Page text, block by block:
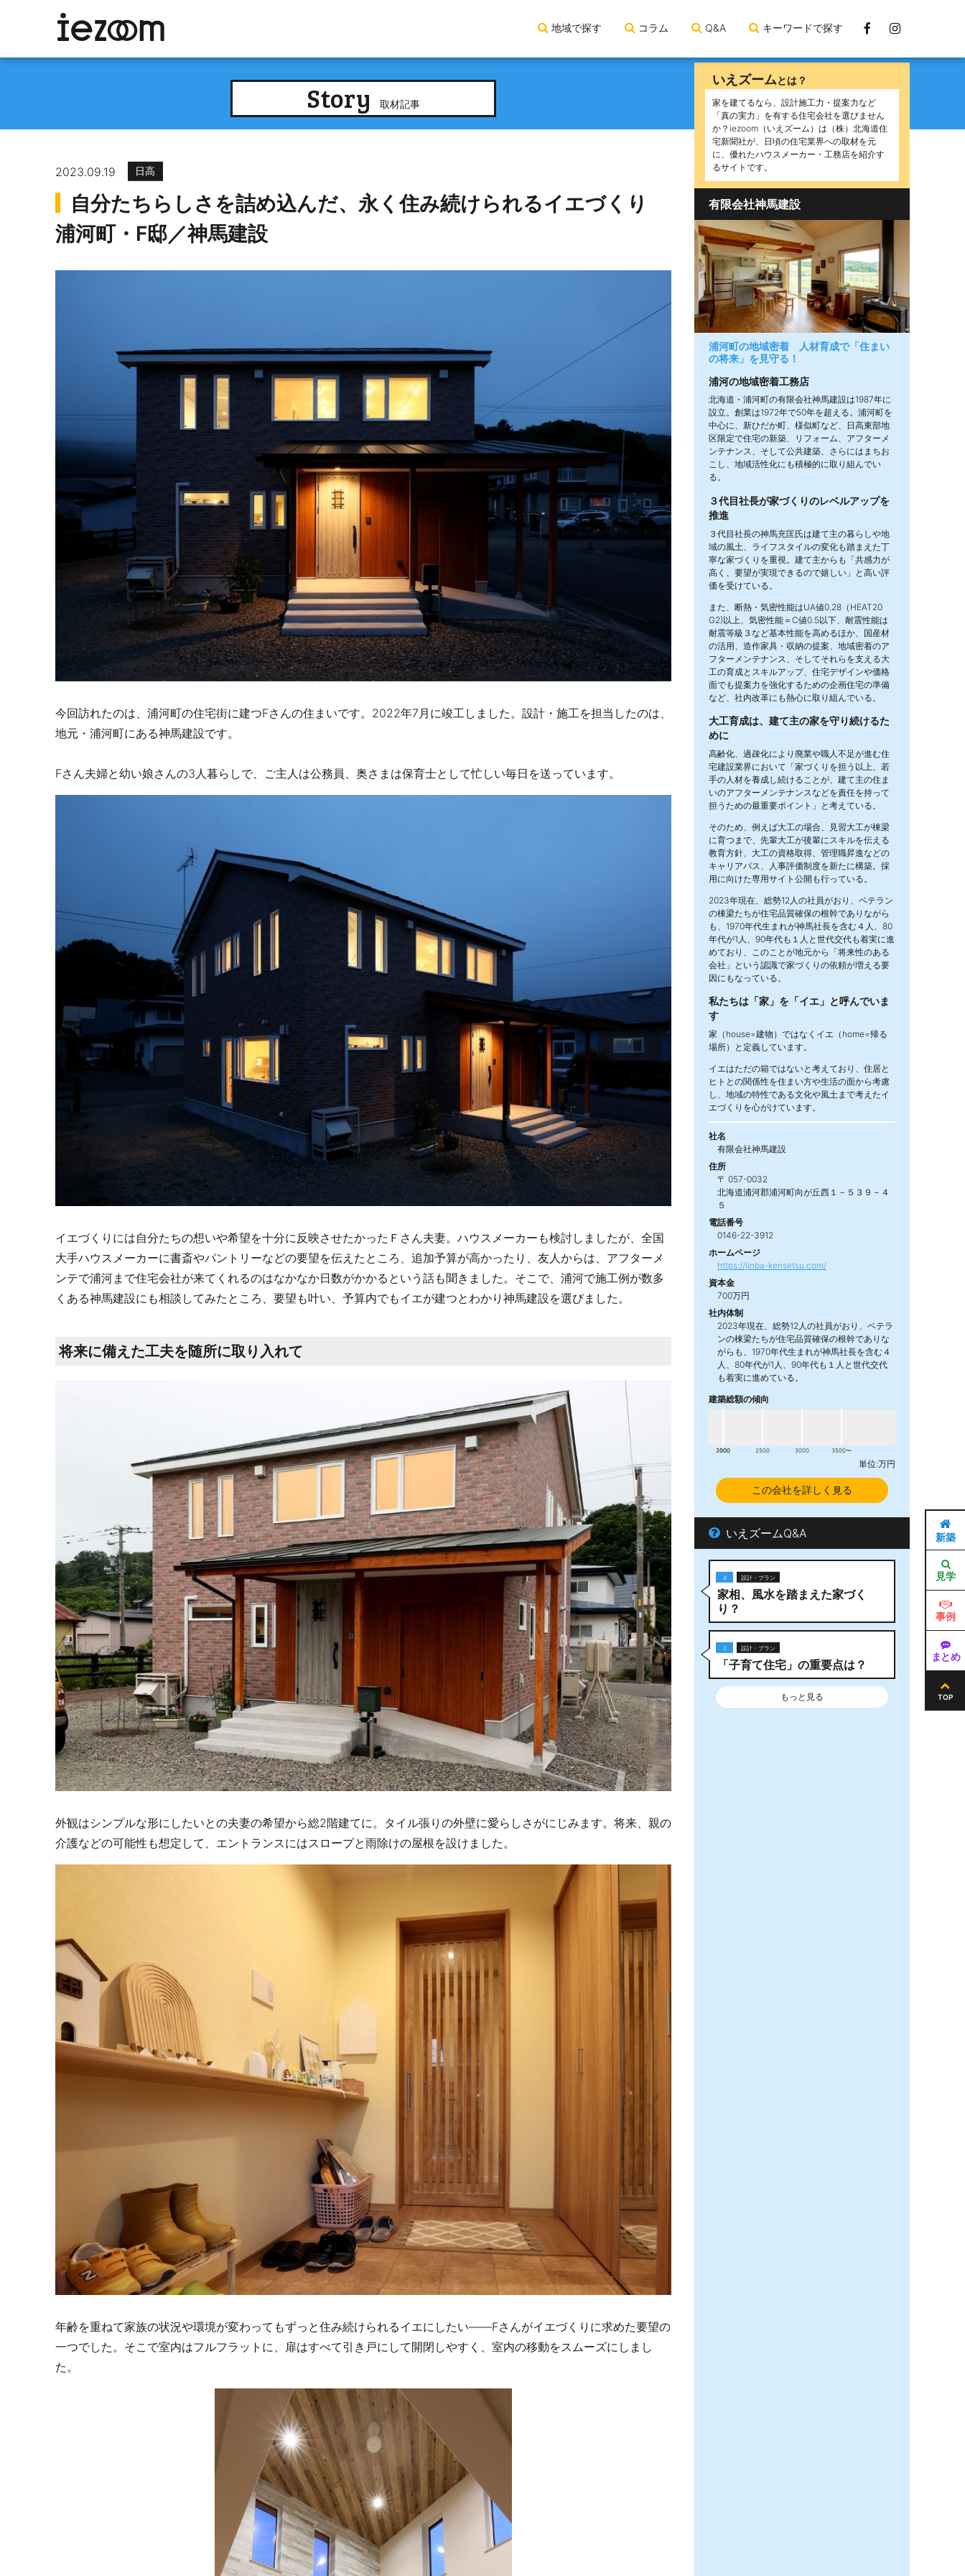
Facebook
ジ
Instagram
地域で探す コラム Q&A キーワードで探す
Story 取材記事
2023.09.19 日高
自分たちらしさを詰め込んだ、永く住み続けられるイエづくり
浦河町・F邸／神馬建設
今回訪れたのは、浦河町の住宅街に建つFさんの住まいです。2022年7月に竣工しました。設計・施工を担当したのは、
地元・浦河町にある神馬建設です。
Fさん夫婦と幼い娘さんの3人暮らしで、ご主人は公務員、奥さまは保育士として忙しい毎日を送っています。
イエづくりには自分たちの想いや希望を十分に反映させたかったＦさん夫妻。ハウスメーカーも検討しましたが、全国
大手ハウスメーカーに書斎やパントリーなどの要望を伝えたところ、追加予算が高かったり、友人からは、アフターメ
ンテで浦河まで住宅会社が来てくれるのはなかなか日数がかかるという話も聞きました。そこで、浦河で施工例が数多
くある神馬建設にも相談してみたところ、要望も叶い、予算内でもイエが建つとわかり神馬建設を選びました。
将来に備えた工夫を随所に取り入れて
外観はシンプルな形にしたいとの夫妻の希望から総2階建てに。タイル張りの外壁に愛らしさがにじみます。将来、親の
介護などの可能性も想定して、エントランスにはスロープと雨除けの屋根を設けました。
年齢を重ねて家族の状況や環境が変わってもずっと住み続けられるイエにしたい――Fさんがイエづくりに求めた要望の
一つでした。そこで室内はフルフラットに、扉はすべて引き戸にして開閉しやすく、室内の移動をスムーズにしまし
た。
いえズームとは？
家を建てるなら、設計施工力・提案力など
「真の実力」を有する住宅会社を選びません
か？iezoom（いえズーム）は（株）北海道住
宅新聞社が、日頃の住宅業界への取材を元
に、優れたハウスメーカー・工務店を紹介す
るサイトです。
有限会社神馬建設
浦河町の地域密着 人材育成で「住まい
の将来」を見守る！
浦河の地域密着工務店
北海道・浦河町の有限会社神馬建設は1987年に
設立。創業は1972年で50年を超える。浦河町を
中心に、新ひだか町、様似町など、日高東部地
区限定で住宅の新築、リフォーム、アフターメ
ンテナンス、そして公共建築、さらにはまちお
こし、地域活性化にも積極的に取り組んでい
る。
３代目社長が家づくりのレベルアップを
推進
３代目社長の神馬充匡氏は建て主の暮らしや地
域の風土、ライフスタイルの変化も踏まえた丁
寧な家づくりを重視。建て主からも「共感力が
高く、要望が実現できるので嬉しい」と高い評
価を受けている。
また、断熱・気密性能はUA値0.28（HEAT20
G2)以上、気密性能＝C値0.5以下、耐震性能は
耐震等級３など基本性能を高めるほか、国産材
の活用、造作家具・収納の提案、地域密着のア
フターメンテナンス、そしてそれらを支える大
工の育成とスキルアップ、住宅デザインや価格
面でも提案力を強化するための企画住宅の準備
など、社内改革にも熱心に取り組んでいる。
大工育成は、建て主の家を守り続けるた
めに
高齢化、過疎化により廃業や職人不足が進む住
宅建設業界において「家づくりを担う以上、若
手の人材を養成し続けることが、建て主の住ま
いのアフターメンテナンスなどを責任を持って
担うための最重要ポイント」と考えている。
そのため、例えば大工の場合、見習大工が棟梁
に育つまで、先輩大工が後輩にスキルを伝える
教育方針、大工の資格取得、管理職昇進などの
キャリアパス、人事評価制度を新たに構築。採
用に向けた専用サイト公開も行っている。
2023年現在、総勢12人の社員がおり、ベテラン
の棟梁たちが住宅品質確保の根幹でありながら
も、1970年代生まれが神馬社長を含む４人、80
年代が1人、90年代も１人と世代交代も着実に進
めており、このことが地元から「将来性のある
会社」という認識で家づくりの依頼が増える要
因にもなっている。
私たちは「家」を「イエ」と呼んでいま
す
家（house=建物）ではなくイエ（home=帰る
場所）と定義しています。
イエはただの箱ではないと考えており、住居と
ヒトとの関係性を住まい方や生活の面から考慮
し、地域の特性である文化や風土まで考えたイ
エづくりを心がけています。
社名
有限会社神馬建設
住所
〒 057-0032
北海道浦河郡浦河町向が丘西１－５３９－４
５
電話番号
0146-22-3912
ホームページ
https://jinba-kensetsu.com/
資本金
700万円
社内体制
2023年現在、総勢12人の社員がおり、ベテラ
ンの棟梁たちが住宅品質確保の根幹でありな
がらも、1970年代生まれが神馬社長を含む４
人、80年代が1人、90年代も１人と世代交代
も着実に進めている。
建築総額の傾向
1500
2000 2500 3000 3500〜
単位:万円
この会社を詳しく見る
いえズームQ&A
4 設計・プラン
家相、風水を踏まえた家づく
り？
2 設計・プラン
「子育て住宅」の重要点は？
もっと見る
新築
見学
事例
まとめ
TOP